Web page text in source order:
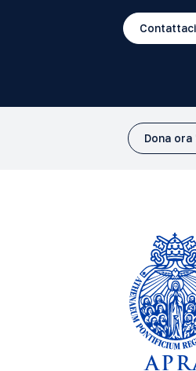
Contattaci
Dona ora